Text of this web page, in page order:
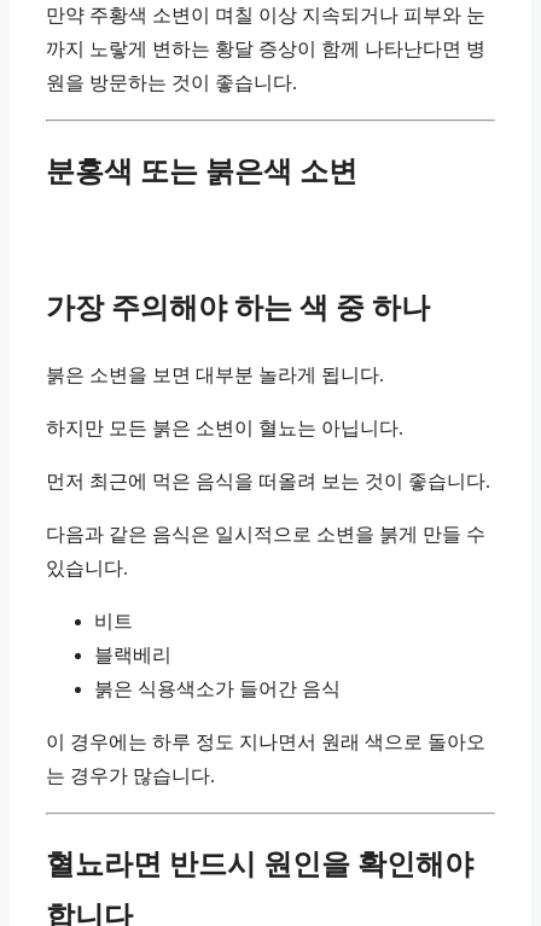
만약 주황색 소변이 며칠 이상 지속되거나 피부와 눈
까지 노랗게 변하는 황달 증상이 함께 나타난다면 병
원을 방문하는 것이 좋습니다.
분홍색 또는 붉은색 소변
가장 주의해야 하는 색 중 하나
붉은 소변을 보면 대부분 놀라게 됩니다.
하지만 모든 붉은 소변이 혈뇨는 아닙니다.
먼저 최근에 먹은 음식을 떠올려 보는 것이 좋습니다.
다음과 같은 음식은 일시적으로 소변을 붉게 만들 수
있습니다.
비트
블랙베리
붉은 식용색소가 들어간 음식
이 경우에는 하루 정도 지나면서 원래 색으로 돌아오
는 경우가 많습니다.
혈뇨라면 반드시 원인을 확인해야
합니다